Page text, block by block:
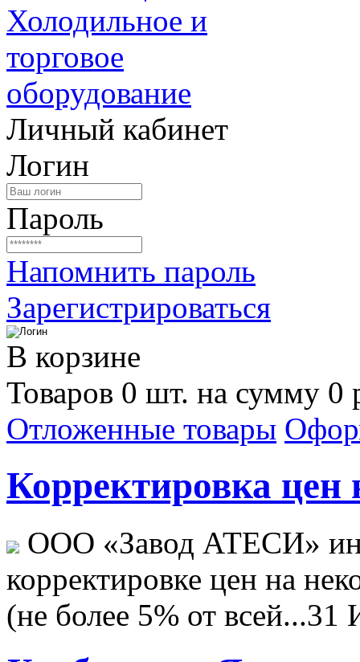
Личный кабинет
Логин
Пароль
Напомнить пароль
Зарегистрироваться
В корзине
Товаров 0 шт. на сумму 0
Отложенные товары
Корректировка цен
ООО «Завод АТЕСИ»
корректировке цен на
(не более 5% от всей...31